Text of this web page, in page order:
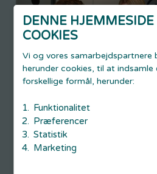
DENNE HJEMMESIDE
COOKIES
Vi og vores samarbejdspartnere
herunder cookies, til at
forskellige formål, herunder:
Funktionalitet
Præferencer
Statistik
Marketing
Hos STARTVÆKST Aarhus
viden inden for blandt andet: